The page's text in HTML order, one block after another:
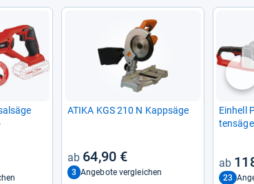
ATIKA KGS 210 N Kapp­säge
64,90 €
3 Angebote vergleichen
Ein­hell
ten­säge
23